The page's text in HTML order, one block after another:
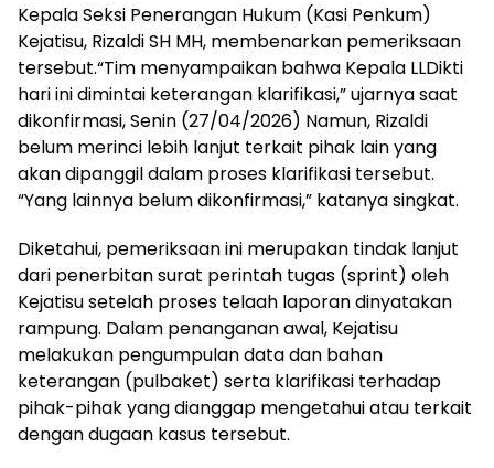
Kepala Seksi Penerangan Hukum (Kasi Penkum)
Kejatisu, Rizaldi SH MH, membenarkan pemeriksaan
tersebut.“Tim menyampaikan bahwa Kepala LLDikti
hari ini dimintai keterangan klarifikasi,” ujarnya saat
dikonfirmasi, Senin (27/04/2026) Namun, Rizaldi
belum merinci lebih lanjut terkait pihak lain yang
akan dipanggil dalam proses klarifikasi tersebut.
“Yang lainnya belum dikonfirmasi,” katanya singkat.
Diketahui, pemeriksaan ini merupakan tindak lanjut
dari penerbitan surat perintah tugas (sprint) oleh
Kejatisu setelah proses telaah laporan dinyatakan
rampung. Dalam penanganan awal, Kejatisu
melakukan pengumpulan data dan bahan
keterangan (pulbaket) serta klarifikasi terhadap
pihak-pihak yang dianggap mengetahui atau terkait
dengan dugaan kasus tersebut.